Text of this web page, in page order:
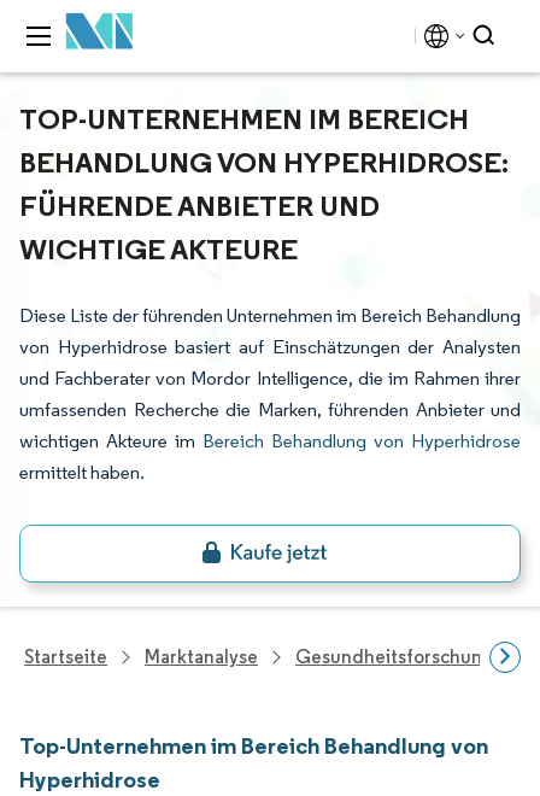
TOP-UNTERNEHMEN IM BEREICH
BEHANDLUNG VON HYPERHIDROSE:
FÜHRENDE ANBIETER UND
WICHTIGE AKTEURE
Diese Liste der führenden Unternehmen im Bereich Behandlung
von Hyperhidrose basiert auf Einschätzungen der Analysten
und Fachberater von Mordor Intelligence, die im Rahmen ihrer
umfassenden Recherche die Marken, führenden Anbieter und
wichtigen Akteure im Bereich Behandlung von Hyperhidrose
ermittelt haben.
Startseite Marktanalyse Gesundheitsforschung
Top-Unternehmen im Bereich Behandlung von
Hyperhidrose